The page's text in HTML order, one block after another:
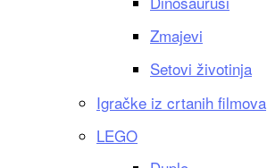
Zmajevi
Setovi životinja
Igračke iz crtanih filmova
LEGO